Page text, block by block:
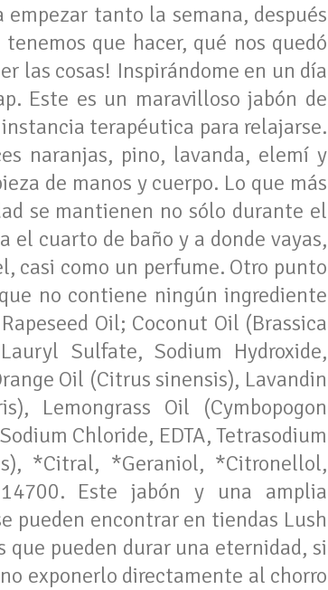
tanto la semana, después
que hacer, qué nos quedó
las cosas! Inspirándome en un día
Este es un maravilloso jabón de
terapéutica para relajarse.
naranjas, pino, lavanda, elemí y
de manos y cuerpo. Lo que más
se mantienen no sólo durante el
cuarto de baño y a donde vayas,
casi como un perfume. Otro punto
no contiene ningún ingrediente
Oil; Coconut Oil (Brassica
Sulfate, Sodium Hydroxide,
Oil (Citrus sinensis), Lavandin
Lemongrass Oil (Cymbopogon
Chloride, EDTA, Tetrasodium
*Citral, *Geraniol, *Citronellol,
Este jabón y una amplia
pueden encontrar en tiendas Lush
pueden durar una eternidad, si
exponerlo directamente al chorro